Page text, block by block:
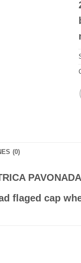
(0)
PAVONADA
flaged cap